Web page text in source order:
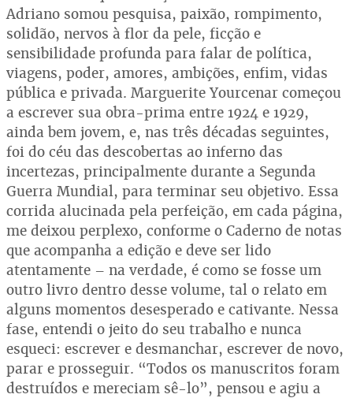
Adriano somou pesquisa, paixão, rompimento,
solidão, nervos à flor da pele, ficção e
sensibilidade profunda para falar de política,
viagens, poder, amores, ambições, enfim, vidas
pública e privada. Marguerite Yourcenar começou
a escrever sua obra-prima entre 1924 e 1929,
ainda bem jovem, e, nas três décadas seguintes,
foi do céu das descobertas ao inferno das
incertezas, principalmente durante a Segunda
Guerra Mundial, para terminar seu objetivo. Essa
corrida alucinada pela perfeição, em cada página,
me deixou perplexo, conforme o Caderno de notas
que acompanha a edição e deve ser lido
atentamente – na verdade, é como se fosse um
outro livro dentro desse volume, tal o relato em
alguns momentos desesperado e cativante. Nessa
fase, entendi o jeito do seu trabalho e nunca
esqueci: escrever e desmanchar, escrever de novo,
parar e prosseguir. “Todos os manuscritos foram
destruídos e mereciam sê-lo”, pensou e agiu a